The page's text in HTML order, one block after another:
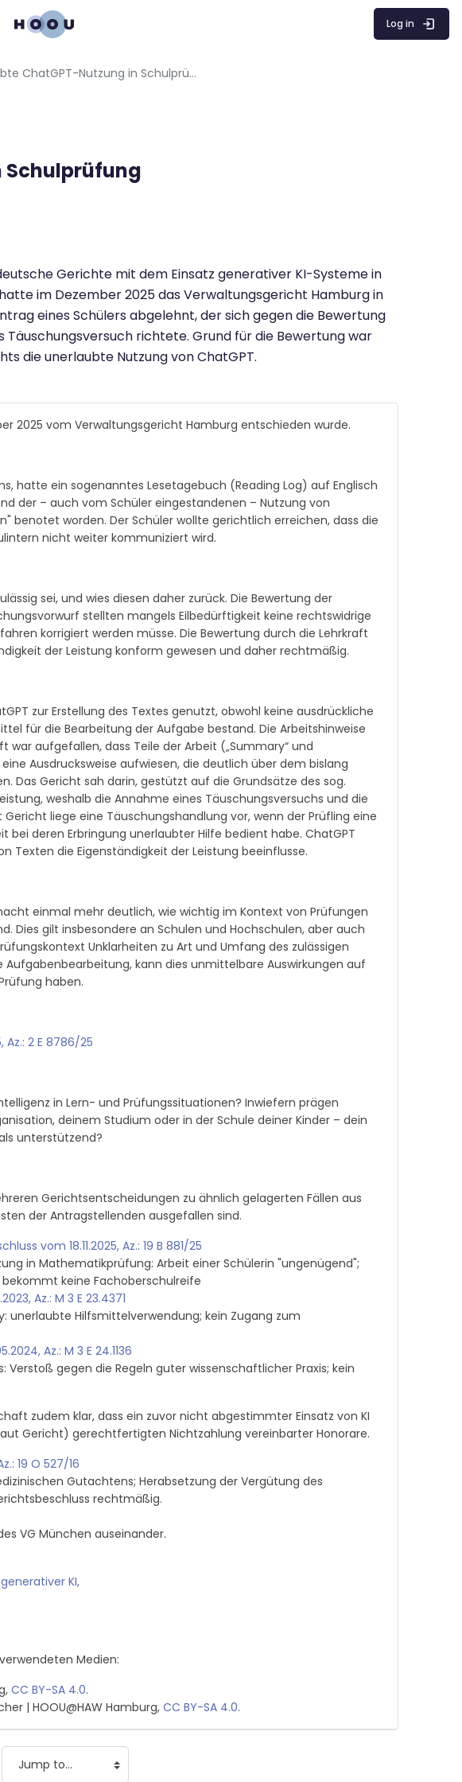
Log in
Unerlaubte ChatGPT-Nutzung in Schulprüfung
Schulprüfung
Gerichte mit dem Einsatz generativer KI-Systeme in
im Dezember 2025 das Verwaltungsgericht Hamburg in
eines Schülers abgelehnt, der sich gegen die Bewertung
Täuschungsversuch richtete. Grund für die Bewertung war
die unerlaubte Nutzung von ChatGPT.
2025 vom Verwaltungsgericht Hamburg entschieden wurde.
hatte ein sogenanntes Lesetagebuch (Reading Log) auf Englisch
der – auch vom Schüler eingestandenen – Nutzung von
benotet worden. Der Schüler wollte gerichtlich erreichen, dass die
nicht weiter kommuniziert wird.
sei, und wies diesen daher zurück. Die Bewertung der
stellten mangels Eilbedürftigkeit keine rechtswidrige
korrigiert werden müsse. Die Bewertung durch die Lehrkraft
der Leistung konform gewesen und daher rechtmäßig.
zur Erstellung des Textes genutzt, obwohl keine ausdrückliche
für die Bearbeitung der Aufgabe bestand. Die Arbeitshinweise
aufgefallen, dass Teile der Arbeit („Summary“ und
Ausdrucksweise aufwiesen, die deutlich über dem bislang
Das Gericht sah darin, gestützt auf die Grundsätze des sog.
weshalb die Annahme eines Täuschungsversuchs und die
liege eine Täuschungshandlung vor, wenn der Prüfling eine
bei deren Erbringung unerlaubter Hilfe bedient habe. ChatGPT
Texten die Eigenständigkeit der Leistung beeinflusse.
einmal mehr deutlich, wie wichtig im Kontext von Prüfungen
Dies gilt insbesondere an Schulen und Hochschulen, aber auch
Unklarheiten zu Art und Umfang des zulässigen
Aufgabenbearbeitung, kann dies unmittelbare Auswirkungen auf
haben.
Az.: 2 E 8786/25
in Lern- und Prüfungssituationen? Inwiefern prägen
deinem Studium oder in der Schule deiner Kinder – dein
unterstützend?
Gerichtsentscheidungen zu ähnlich gelagerten Fällen aus
der Antragstellenden ausgefallen sind.
vom 18.11.2025, Az.: 19 B 881/25
in Mathematikprüfung: Arbeit einer Schülerin "ungenügend";
keine Fachoberschulreife
Az.: M 3 E 23.4371
unerlaubte Hilfsmittelverwendung; kein Zugang zum
Az.: M 3 E 24.1136
Verstoß gegen die Regeln guter wissenschaftlicher Praxis; kein
zudem klar, dass ein zuvor nicht abgestimmter Einsatz von KI
Gericht) gerechtfertigten Nichtzahlung vereinbarter Honorare.
19 O 527/16
Gutachtens; Herabsetzung der Vergütung des
rechtmäßig.
VG München auseinander.
KI,
Medien:
CC BY-SA 4.0.
| HOOU@HAW Hamburg, CC BY-SA 4.0.